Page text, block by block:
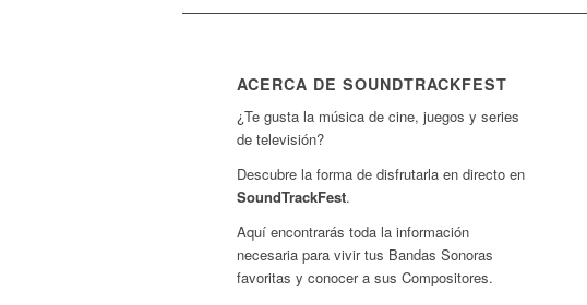
ACERCA DE SOUNDTRACKFEST
¿Te gusta la música de cine, juegos y series
de televisión?
Descubre la forma de disfrutarla en directo en
SoundTrackFest.
Aquí encontrarás toda la información
necesaria para vivir tus Bandas Sonoras
favoritas y conocer a sus Compositores.